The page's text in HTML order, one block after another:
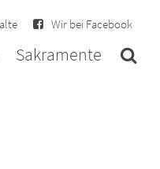
Wir bei Facebook
Sakramente